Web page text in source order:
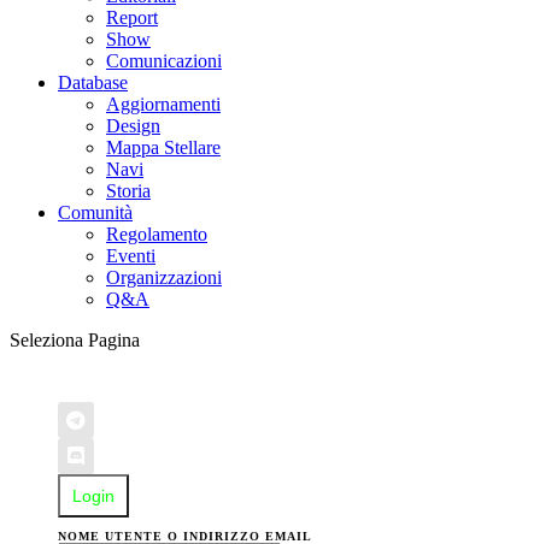
Report
Show
Comunicazioni
Database
Aggiornamenti
Design
Mappa Stellare
Navi
Storia
Comunità
Regolamento
Eventi
Organizzazioni
Q&A
Seleziona Pagina
Login
NOME UTENTE O INDIRIZZO EMAIL